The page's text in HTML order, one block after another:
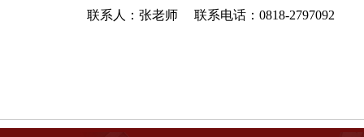
联系人：张老师 联系电话：0818-2797092